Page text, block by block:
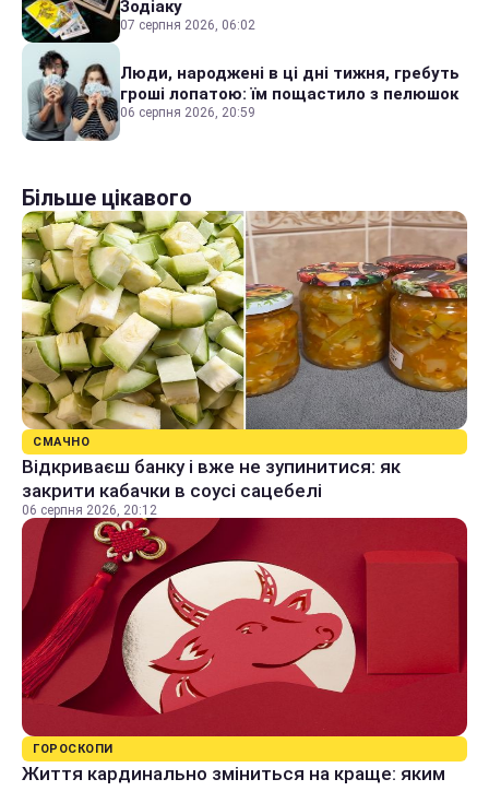
Зодіаку
07 серпня 2026, 06:02
Люди, народжені в ці дні тижня, гребуть
гроші лопатою: їм пощастило з пелюшок
06 серпня 2026, 20:59
Більше цікавого
СМАЧНО
Відкриваєш банку і вже не зупинитися: як
закрити кабачки в соусі сацебелі
06 серпня 2026, 20:12
ГОРОСКОПИ
Життя кардинально зміниться на краще: яким